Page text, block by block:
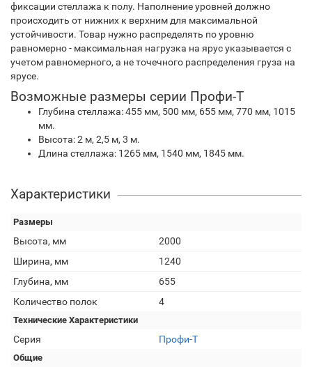
фиксации стеллажа к полу. Наполнение уровней должно
происходить от нижних к верхним для максимальной
устойчивости. Товар нужно распределять по уровню
равномерно - максимальная нагрузка на ярус указывается с
учетом равномерного, а не точечного распределения груза на
ярусе.
Возможные размеры серии Профи-Т
Глубина стеллажа: 455 мм, 500 мм, 655 мм, 770 мм, 1015
мм.
Высота: 2 м, 2,5 м, 3 м.
Длина стеллажа: 1265 мм, 1540 мм, 1845 мм.
Характеристики
Размеры
Высота, мм
2000
Ширина, мм
1240
Глубина, мм
655
Количество полок
4
Технические Характеристики
Серия Профи-Т
Общие